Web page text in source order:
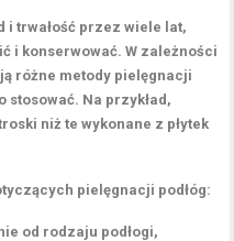
i trwałość przez wiele lat,
i konserwować. W zależności
różne metody pielęgnacji
Na przykład,
niż te wykonane z płytek
pielęgnacji podłóg:
od rodzaju podłogi,